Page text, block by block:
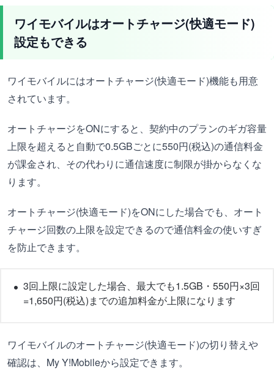
ワイモバイルはオートチャージ(快適モード)
設定もできる
ワイモバイルにはオートチャージ(快適モード)機能も用意
されています。
オートチャージをONにすると、契約中のプランのギガ容量
上限を超えると自動で0.5GBごとに550円(税込)の通信料金
が課金され、その代わりに通信速度に制限が掛からなくな
ります。
オートチャージ(快適モード)をONにした場合でも、オート
チャージ回数の上限を設定できるので通信料金の使いすぎ
を防止できます。
3回上限に設定した場合、最大でも1.5GB・550円×3回
=1,650円(税込)までの追加料金が上限になります
ワイモバイルのオートチャージ(快適モード)の切り替えや
確認は、My Y!Mobileから設定できます。